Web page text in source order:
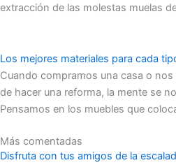
extracción de las molestas muelas
Los mejores materiales para cada
Cuando compramos una casa o
de hacer una reforma, la mente se
Pensamos en los muebles que
Más comentadas
Disfruta con tus amigos de la